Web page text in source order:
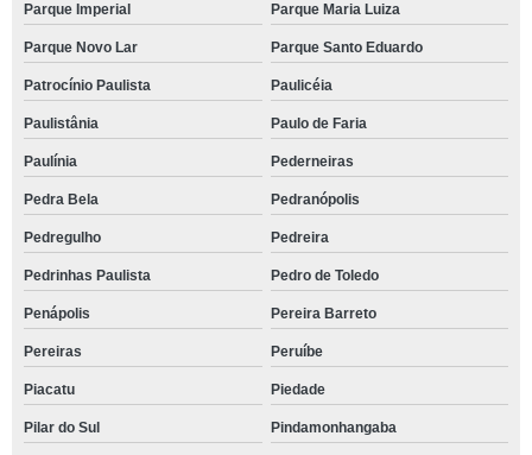
Parque Imperial Parque Maria Luiza
Parque Novo Lar Parque Santo Eduardo
Patrocínio Paulista Paulicéia
Paulistânia Paulo de Faria
Paulínia Pederneiras
Pedra Bela Pedranópolis
Pedregulho Pedreira
Pedrinhas Paulista Pedro de Toledo
Penápolis Pereira Barreto
Pereiras Peruíbe
Piacatu Piedade
Pilar do Sul Pindamonhangaba